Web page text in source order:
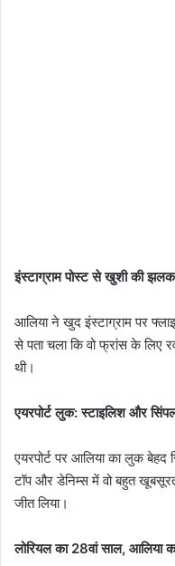
इंस्टाग्राम पोस्ट से खुशी की झलक
आलिया ने खुद इंस्टाग्राम पर
से पता चला कि वो फ्रांस के लिए
थी।
एयरपोर्ट लुक: स्टाइलिश और
एयरपोर्ट पर आलिया का लुक
टॉप और डेनिम्स में वो बहुत
जीत लिया।
लोरियल का 28वां साल, आलिया